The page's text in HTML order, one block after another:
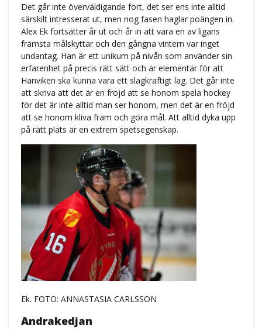
Det går inte överväldigande fort, det ser ens inte alltid
särskilt intresserat ut, men nog fasen haglar poängen in.
Alex Ek fortsätter år ut och år in att vara en av ligans
främsta målskyttar och den gångna vintern var inget
undantag. Han är ett unikum på nivån som använder sin
erfarenhet på precis rätt sätt och är elementär för att
Hanviken ska kunna vara ett slagkraftigt lag. Det går inte
att skriva att det är en fröjd att se honom spela hockey
för det är inte alltid man ser honom, men det är en fröjd
att se honom kliva fram och göra mål. Att alltid dyka upp
på rätt plats är en extrem spetsegenskap.
Ek. FOTO: ANNASTASIA CARLSSON
Andrakedjan